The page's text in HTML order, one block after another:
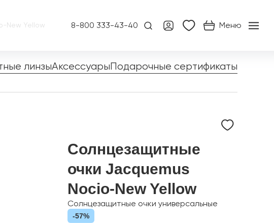
8-800 333-43-40 Меню
New Yellow
линзыАксессуарыПодарочные сертификаты
Солнцезащитные
очки Jacquemus
Nocio-New Yellow
Солнцезащитные очки универсальные
-57%